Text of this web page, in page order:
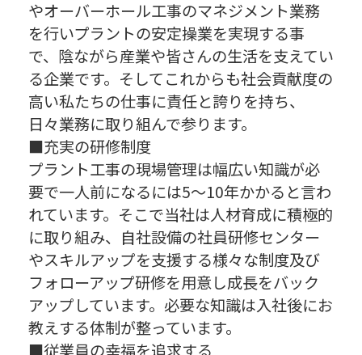
やオーバーホール工事のマネジメント業務
を行いプラントの安定操業を実現する事
で、陰ながら産業や皆さんの生活を支えてい
る企業です。そしてこれからも社会貢献度の
高い私たちの仕事に責任と誇りを持ち、
日々業務に取り組んで参ります。
■充実の研修制度
プラント工事の現場管理は幅広い知識が必
要で一人前になるには5～10年かかると言わ
れています。そこで当社は人材育成に積極的
に取り組み、自社設備の社員研修センター
やスキルアップを支援する様々な制度及び
フォローアップ研修を用意し成長をバック
アップしています。必要な知識は入社後にお
教えする体制が整っています。
■従業員の幸福を追求する